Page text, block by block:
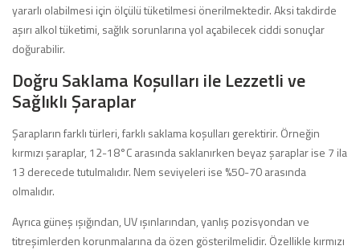
yararlı olabilmesi için ölçülü tüketilmesi önerilmektedir. Aksi takdirde
aşırı alkol tüketimi, sağlık sorunlarına yol açabilecek ciddi sonuçlar
doğurabilir.
Doğru Saklama Koşulları ile Lezzetli ve
Sağlıklı Şaraplar
Şarapların farklı türleri, farklı saklama koşulları gerektirir. Örneğin
kırmızı şaraplar, 12-18°C arasında saklanırken beyaz şaraplar ise 7 ila
13 derecede tutulmalıdır. Nem seviyeleri ise %50-70 arasında
olmalıdır.
Ayrıca güneş ışığından, UV ışınlarından, yanlış pozisyondan ve
titreşimlerden korunmalarına da özen gösterilmelidir. Özellikle kırmızı